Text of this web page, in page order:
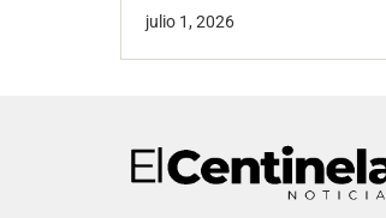
julio 1, 2026